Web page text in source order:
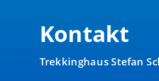
Kontakt
Trekkinghaus Stefan